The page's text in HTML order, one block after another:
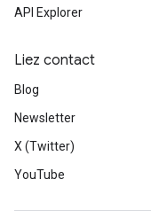
API Explorer
Liez contact
Blog
Newsletter
X (Twitter)
YouTube